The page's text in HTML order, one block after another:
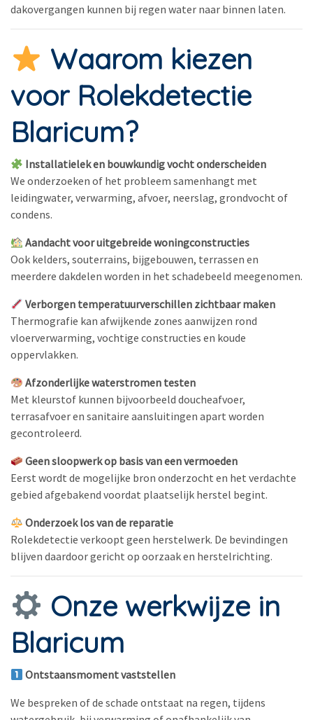
dakovergangen kunnen bij regen water naar binnen laten.
Waarom kiezen
voor Rolekdetectie
Blaricum?
Installatielek en bouwkundig vocht onderscheiden
We onderzoeken of het probleem samenhangt met
leidingwater, verwarming, afvoer, neerslag, grondvocht of
condens.
Aandacht voor uitgebreide woningconstructies
Ook kelders, souterrains, bijgebouwen, terrassen en
meerdere dakdelen worden in het schadebeeld meegenomen.
Verborgen temperatuurverschillen zichtbaar maken
Thermografie kan afwijkende zones aanwijzen rond
vloerverwarming, vochtige constructies en koude
oppervlakken.
Afzonderlijke waterstromen testen
Met kleurstof kunnen bijvoorbeeld doucheafvoer,
terrasafvoer en sanitaire aansluitingen apart worden
gecontroleerd.
Geen sloopwerk op basis van een vermoeden
Eerst wordt de mogelijke bron onderzocht en het verdachte
gebied afgebakend voordat plaatselijk herstel begint.
Onderzoek los van de reparatie
Rolekdetectie verkoopt geen herstelwerk. De bevindingen
blijven daardoor gericht op oorzaak en herstelrichting.
Onze werkwijze in
Blaricum
Ontstaansmoment vaststellen
We bespreken of de schade ontstaat na regen, tijdens